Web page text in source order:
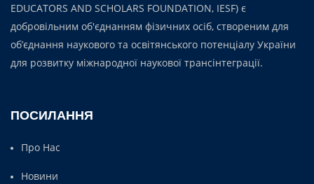
EDUCATORS AND SCHOLARS FOUNDATION, IESF) є
добровільним об'єднанням фізичних осіб, створеним для
об’єднання наукового та освітянського потенціалу України
для розвитку міжнародної наукової трансінтеграції.
ПОСИЛАННЯ
Про Нас
Новини